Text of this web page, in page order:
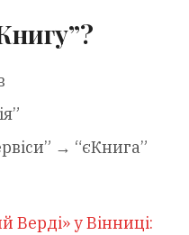
→ “єКнига”
Верді» у Вінниці: